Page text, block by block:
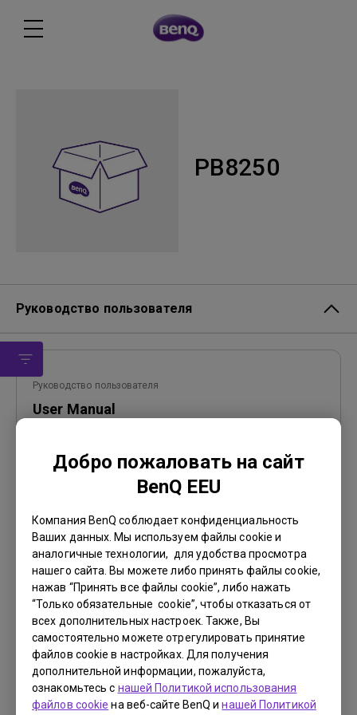
Добро пожаловать на сайт
BenQ EEU
Компания BenQ соблюдает конфиденциальность
Ваших данных. Мы используем файлы cookie и
аналогичные технологии, для удобства просмотра
нашего сайта. Вы можете либо принять файлы cookie,
нажав “Принять все файлы cookie”, либо нажать
“Только обязательные cookie”, чтобы отказаться от
всех дополнительных настроек. Также, Вы
самостоятельно можете отрегулировать принятие
файлов cookie в настройках. Для получения
дополнительной информации, пожалуйста,
ознакомьтесь с нашей Политикой использования
файлов cookie на веб-сайте BenQ инашей Политикой
PB8250
Руководство пользователя
Руководство пользователя
User Manual
Язык:
English
2.52 MB
Просмотр
Руководство пользователя
Руководство пользователя
2006/10/20